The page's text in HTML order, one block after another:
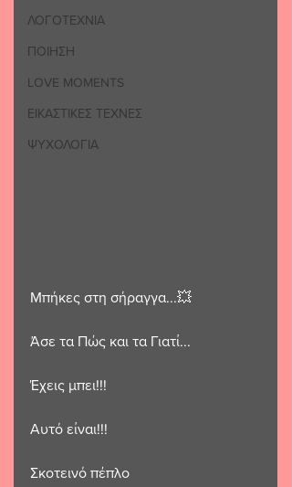
ΛΟΓΟΤΕΧΝΙΑ
ΠΟΙΗΣΗ
LOVE MOMENTS
ΕΙΚΑΣΤΙΚΕΣ ΤΕΧΝΕΣ
ΨΥΧΟΛΟΓΙΑ
Μπήκες στη σήραγγα...💥
Άσε τα Πώς και τα Γιατί...
Έχεις μπει!!!
Αυτό είναι!!!
Σκοτεινό πέπλο